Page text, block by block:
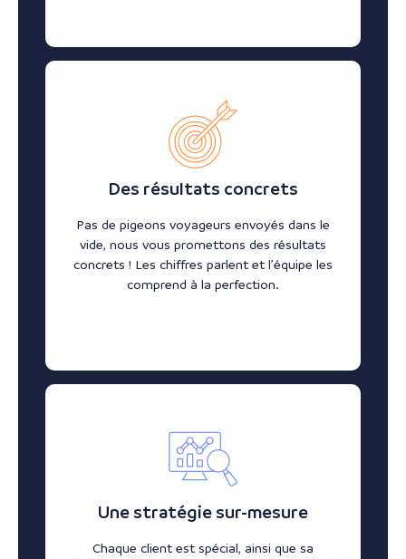
Des résultats concrets
Pas de pigeons voyageurs envoyés dans le
vide, nous vous promettons des résultats
concrets ! Les chiffres parlent et l’équipe les
comprend à la perfection.
Une stratégie sur-mesure
Chaque client est spécial, ainsi que sa